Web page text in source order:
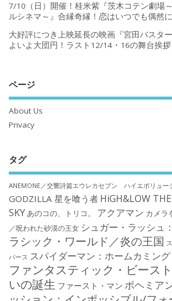
7/10（日）開催！桂米紫『茨木コテン劇場
ルシネマ～』合縁奇縁！恋はいつでも偶然に
大好評につき上映延長の映画『宮田バスタ
よいよ大団円！ラスト12/14・16の舞台挨拶
ページ
About Us
Privacy
タグ
ANEMONE／交響詩篇エウレカセブン ハイエボリュー
GODZILLA 星を喰う者 HiGH&LOW
SKYあのコの、トリコ。 アクアマン カメラ
／呪われた砂漠の王女 シュガー・ラッシュ
ラシック・ワールド／炎の王国
バース スパイダーマン：ホームカミング
ファンタスティック・ビース
いの誕生 ファースト・マン ボヘミア